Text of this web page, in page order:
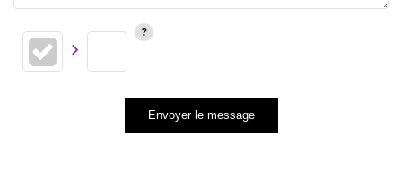
Envoyer le message